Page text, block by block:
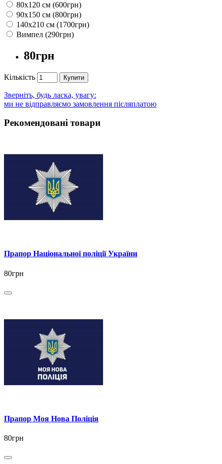
80х120 см (600грн)
90х150 см (800грн)
140х210 см (1700грн)
Вимпел (290грн)
80грн
Кількість Купити
Зверніть, будь ласка, увагу:
ми не відправляємо замовлення післяплатою
Рекомендовані товари
Прапор Національної поліції України
80грн
Прапор Моя Нова Поліція
80грн